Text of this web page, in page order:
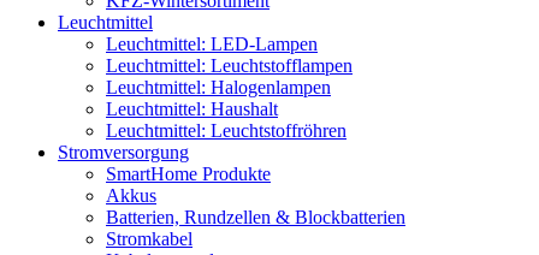
Leuchtmittel
Leuchtmittel: LED-Lampen
Leuchtmittel: Leuchtstofflampen
Leuchtmittel: Halogenlampen
Leuchtmittel: Haushalt
Leuchtmittel: Leuchtstoffröhren
Stromversorgung
SmartHome Produkte
Akkus
Batterien, Rundzellen & Blockbatterien
Stromkabel